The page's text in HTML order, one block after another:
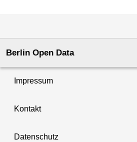
Berlin Open Data
Impressum
Kontakt
Datenschutz